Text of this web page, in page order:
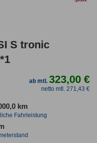
S tronic
ab mtl.323,00 €
netto mtl. 271,43 €
km
Fahrleistung